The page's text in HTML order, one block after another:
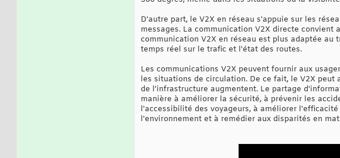
D'autre part, le V2X en réseau s'appuie sur les
messages. La communication V2X directe
communication V2X en réseau est plus adaptée
temps réel sur le trafic et l'état des routes.
Les communications V2X peuvent fournir aux
les situations de circulation. De ce fait, le V2X
de l'infrastructure augmentent. Le partage
manière à améliorer la sécurité, à prévenir les
l'accessibilité des voyageurs, à améliorer
l'environnement et à remédier aux disparités en